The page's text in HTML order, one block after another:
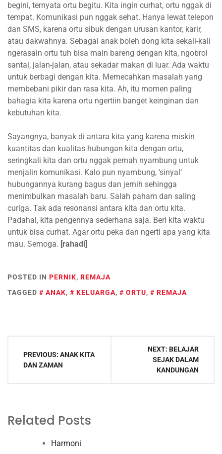
begini, ternyata ortu begitu. Kita ingin curhat, ortu nggak di
tempat. Komunikasi pun nggak sehat. Hanya lewat telepon
dan SMS, karena ortu sibuk dengan urusan kantor, karir,
atau dakwahnya. Sebagai anak boleh dong kita sekali-kali
ngerasain ortu tuh bisa main bareng dengan kita, ngobrol
santai, jalan-jalan, atau sekadar makan di luar. Ada waktu
untuk berbagi dengan kita. Memecahkan masalah yang
membebani pikir dan rasa kita. Ah, itu momen paling
bahagia kita karena ortu ngertiin banget keinginan dan
kebutuhan kita.
Sayangnya, banyak di antara kita yang karena miskin
kuantitas dan kualitas hubungan kita dengan ortu,
seringkali kita dan ortu nggak pernah nyambung untuk
menjalin komunikasi. Kalo pun nyambung, ‘sinyal’
hubungannya kurang bagus dan jernih sehingga
menimbulkan masalah baru. Salah paham dan saling
curiga. Tak ada resonansi antara kita dan ortu kita.
Padahal, kita pengennya sederhana saja. Beri kita waktu
untuk bisa curhat. Agar ortu peka dan ngerti apa yang kita
mau. Semoga. [rahadi]
POSTED IN PERNIK, REMAJA
TAGGED
ANAK, KELUARGA, ORTU, REMAJA
navigation
PREVIOUS: ANAK KITA
DAN ZAMAN
NEXT: BELAJAR
SEJAK DALAM
KANDUNGAN
Related Posts
Harmoni